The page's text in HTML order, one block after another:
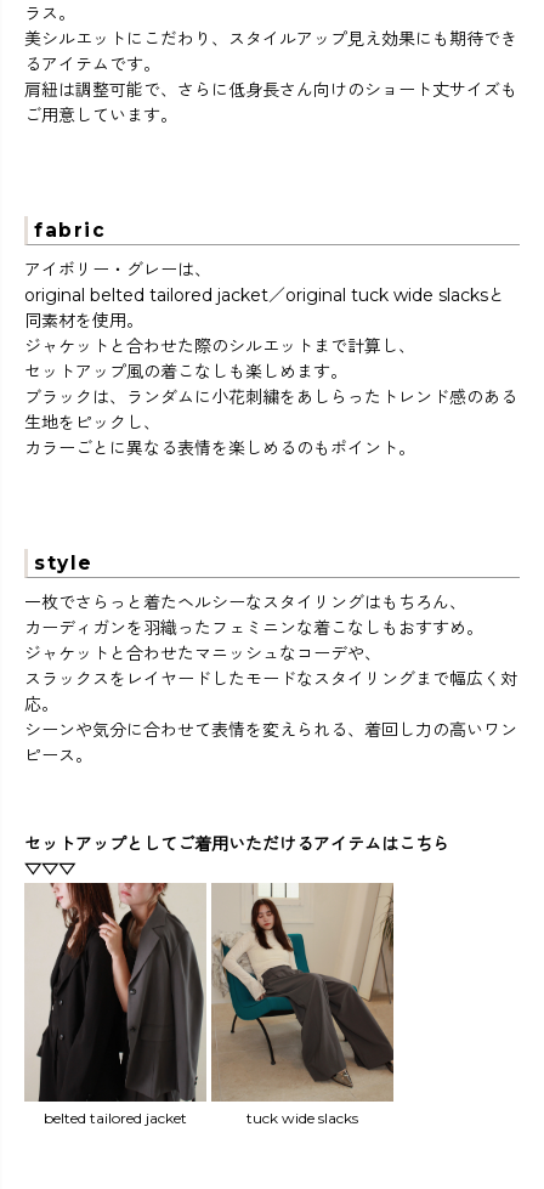
ラス。
美シルエットにこだわり、スタイルアップ見え効果にも期待でき
るアイテムです。
肩紐は調整可能で、さらに低身長さん向けのショート丈サイズも
ご用意しています。
fabric
アイボリー・グレーは、
original belted tailored jacket／original tuck wide slacksと
同素材を使用。
ジャケットと合わせた際のシルエットまで計算し、
セットアップ風の着こなしも楽しめます。
ブラックは、ランダムに小花刺繍をあしらったトレンド感のある
生地をピックし、
カラーごとに異なる表情を楽しめるのもポイント。
style
一枚でさらっと着たヘルシーなスタイリングはもちろん、
カーディガンを羽織ったフェミニンな着こなしもおすすめ。
ジャケットと合わせたマニッシュなコーデや、
スラックスをレイヤードしたモードなスタイリングまで幅広く対
応。
シーンや気分に合わせて表情を変えられる、着回し力の高いワン
ピース。
セットアップとしてご着用いただけるアイテムはこちら
▽▽▽
belted tailored jacket tuck wide slacks